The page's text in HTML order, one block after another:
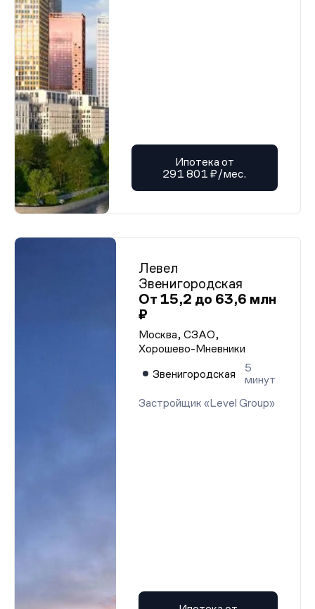
Ипотека от
291 801 ₽/мес.
Левел
Звенигородская
От 15,2 до 63,6 млн
₽
Москва, СЗАО,
Хорошево-Мневники
Звенигородская
5
минут
Застройщик «Level Group»